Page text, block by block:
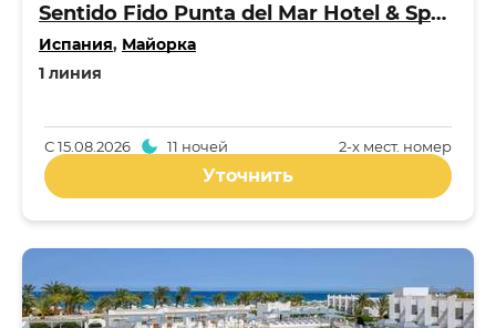
Sentido Fido Punta del Mar Hotel & Spa - Adults Only 4*
Испания, Майорка
1 линия
2-x мест. номер
С15.08.2026 11 ночей
Уточнить